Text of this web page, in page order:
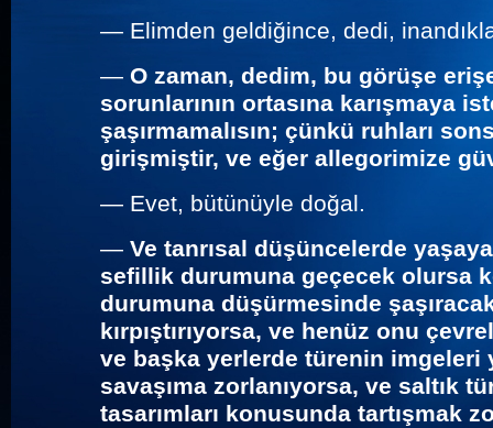
— Elimden geldiğince, dedi,
— O zaman, dedim, bu görüşe
sorunlarının ortasına karışmaya
şaşırmamalısın; çünkü ruhları
girişmiştir, ve eğer allegorimize
— Evet, bütünüyle doğal.
— Ve tanrısal düşüncelerde
sefillik durumuna geçecek olursa
durumuna düşürmesinde
kırpıştırıyorsa, ve henüz onu
ve başka yerlerde türenin
savaşıma zorlanıyorsa, ve saltık
tasarımları konusunda tartışmak